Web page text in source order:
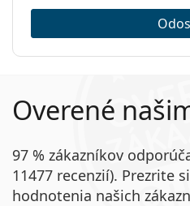
Overené
97 % zákazníkov
11477 recenzií). Prezrite
hodnotenia našich